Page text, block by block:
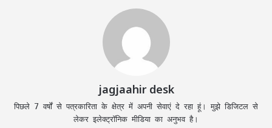
jagjaahir desk
पिछले 7 वर्षों से पत्रकारिता के क्षेत्र में अपनी सेवाएं दे रहा हूं। मुझे डिजिटल से
लेकर इलेक्ट्रॉनिक मीडिया का अनुभव है।